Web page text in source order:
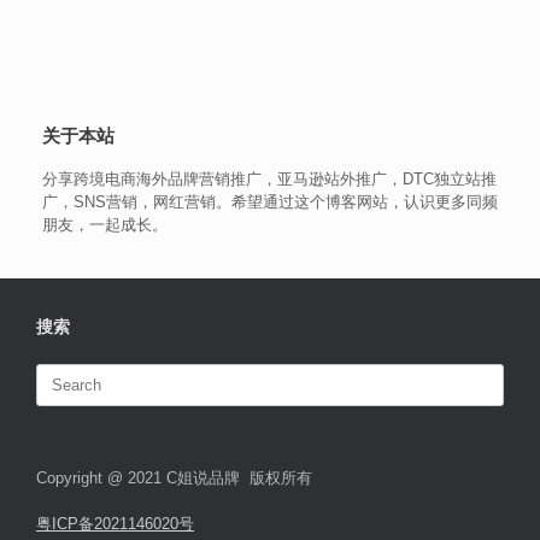
关于本站
分享跨境电商海外品牌营销推广，亚马逊站外推广，DTC独立站推
广，SNS营销，网红营销。希望通过这个博客网站，认识更多同频
朋友，一起成长。
搜索
Search
Copyright @ 2021 C姐说品牌 版权所有
粤ICP备2021146020号